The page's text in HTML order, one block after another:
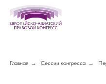
Главная → Сессии конгресса →